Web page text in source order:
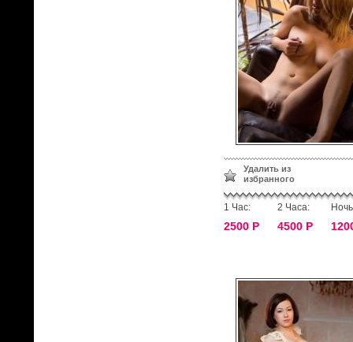
Удалить из
избранного
1 Час:
2500 Р
2 Часа:
4500 Р